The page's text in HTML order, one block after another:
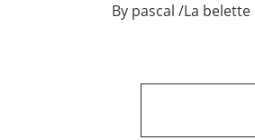
By pascal /La